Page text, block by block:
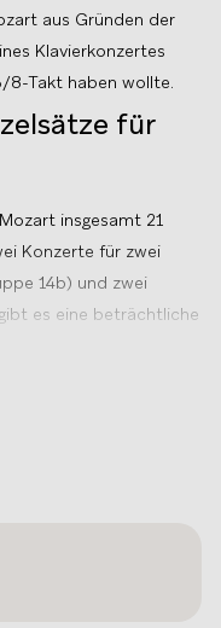
aus Gründen der
Klavierkonzertes
8-Takt haben wollte.
für
insgesamt 21
Konzerte für zwei
14b) und zwei
es eine beträchtliche
Die Salzburger
wird jedoch
Mozart hat